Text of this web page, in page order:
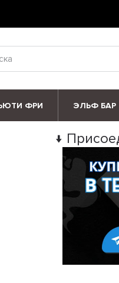
ФРИ ЭЛЬФ БАР
↓